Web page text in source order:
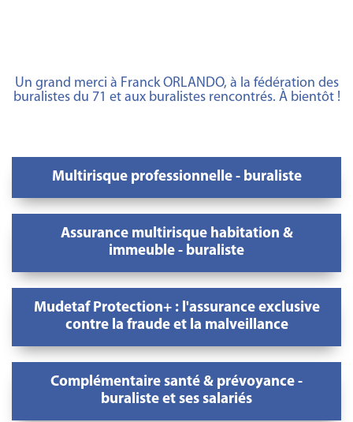
Un grand merci à Franck ORLANDO, à la fédération des
buralistes du 71 et aux buralistes rencontrés. À bientôt !
Multirisque professionnelle - buraliste
Assurance multirisque habitation &
immeuble - buraliste
Mudetaf Protection+ : l'assurance exclusive
contre la fraude et la malveillance
Complémentaire santé & prévoyance -
buraliste et ses salariés